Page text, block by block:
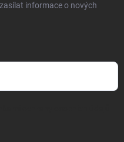
informace o nových